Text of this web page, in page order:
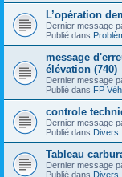
L’opération
Dernier message
Publié dans
message
élévation (740)
Dernier message
Publié dans FP
controle
Dernier message
Publié dans Divers
Tableau
Dernier message
Publié dans Divers